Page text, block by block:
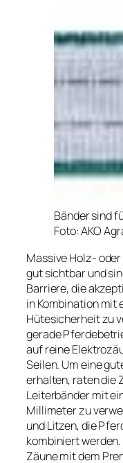
Bänder sind
Foto: AKO
Massive Holz-
gut sichtbar und
Barriere, die
in Kombination mit
Hütesicherheit zu
gerade
auf reine
Seilen. Um eine
erhalten, raten die
Leiterbänder mit
Millimeter zu
und Litzen, die
kombiniert
Zäune mit dem